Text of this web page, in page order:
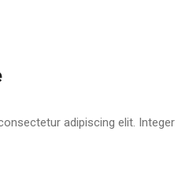
adipiscing elit. Integer